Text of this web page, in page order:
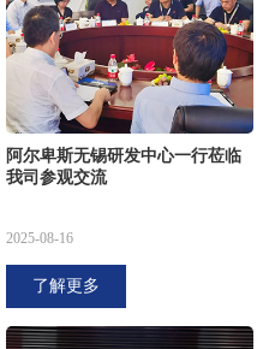
阿尔卑斯无锡研发中心一行莅临
我司参观交流
2025-08-16
了解更多